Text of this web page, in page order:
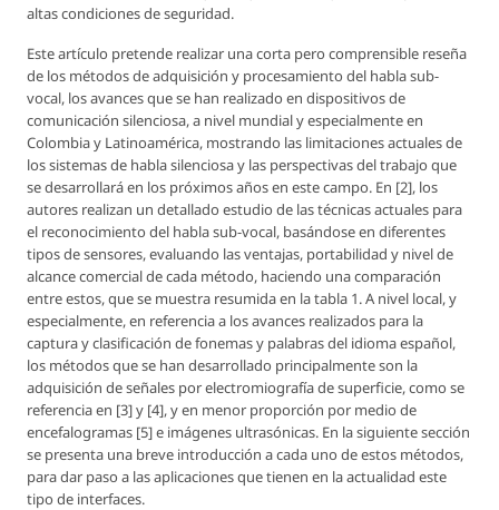
altas condiciones de seguridad.
Este artículo pretende realizar una corta pero comprensible reseña
de los métodos de adquisición y procesamiento del habla sub-
vocal, los avances que se han realizado en dispositivos de
comunicación silenciosa, a nivel mundial y especialmente en
Colombia y Latinoamérica, mostrando las limitaciones actuales de
los sistemas de habla silenciosa y las perspectivas del trabajo que
se desarrollará en los próximos años en este campo. En [2], los
autores realizan un detallado estudio de las técnicas actuales para
el reconocimiento del habla sub-vocal, basándose en diferentes
tipos de sensores, evaluando las ventajas, portabilidad y nivel de
alcance comercial de cada método, haciendo una comparación
entre estos, que se muestra resumida en la tabla 1. A nivel local, y
especialmente, en referencia a los avances realizados para la
captura y clasificación de fonemas y palabras del idioma español,
los métodos que se han desarrollado principalmente son la
adquisición de señales por electromiografía de superficie, como se
referencia en [3] y [4], y en menor proporción por medio de
encefalogramas [5] e imágenes ultrasónicas. En la siguiente sección
se presenta una breve introducción a cada uno de estos métodos,
para dar paso a las aplicaciones que tienen en la actualidad este
tipo de interfaces.